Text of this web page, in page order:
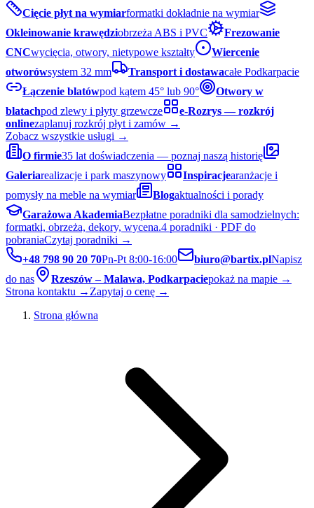
Cięcie płyt na wymiarformatki dokładnie na wymiar
Okleinowanie krawędziobrzeża ABS i PVC
Frezowanie
CNCwycięcia, otwory, nietypowe kształty
Wiercenie
otworówsystem 32 mm Transport i dostawacałe Podkarpacie
Łączenie blatówpod kątem 45° lub 90°
Otwory w
blatachpod zlewy i płyty grzewcze
e-Rozrys — rozkrój
onlinezaplanuj rozkrój płyt i zamów →
Zobacz wszystkie usługi →
O firmie35 lat doświadczenia — poznaj naszą historię
Galeriarealizacje i park maszynowy Inspiracjearanżacje i
pomysły na meble na wymiar
Blogaktualności i porady
Garażowa AkademiaBezpłatne poradniki dla samodzielnych:
formatki, obrzeża, dekory, wycena.4 poradniki · PDF do
pobraniaCzytaj poradniki →
+48 798 90 20 70Pn-Pt 8:00-16:00 biuro@bartix.plNapisz
do nas
Rzeszów – Malawa, Podkarpaciepokaż na mapie →
Strona kontaktu → Zapytaj o cenę →
Strona główna